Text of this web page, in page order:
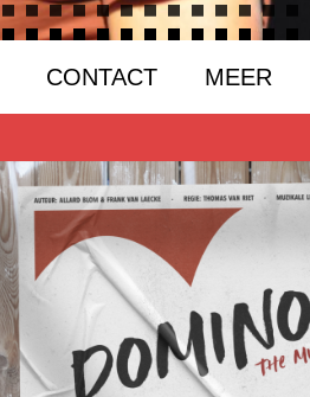
CONTACT MEER